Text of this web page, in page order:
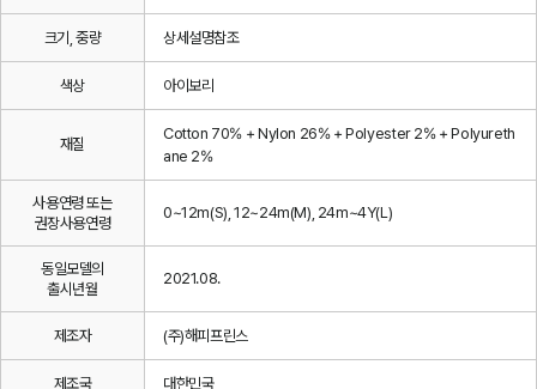
크기, 중량 상세설명참조
색상 아이보리
재질
Cotton 70% + Nylon 26% + Polyester 2% + Polyureth
ane 2%
사용연령 또는
권장사용연령
0~12m(S), 12~24m(M), 24m~4Y(L)
동일모델의
출시년월
2021.08.
제조자 (주)해피프린스
제조국 대한민국